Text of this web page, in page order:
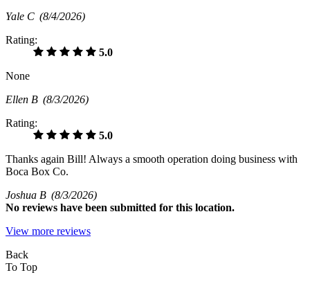
Yale C (8/4/2026)
Rating:
5.0
None
Ellen B (8/3/2026)
Rating:
5.0
Thanks again Bill! Always a smooth operation doing business with
Boca Box Co.
Joshua B (8/3/2026)
No reviews have been submitted for this location.
View more reviews
Back
To Top